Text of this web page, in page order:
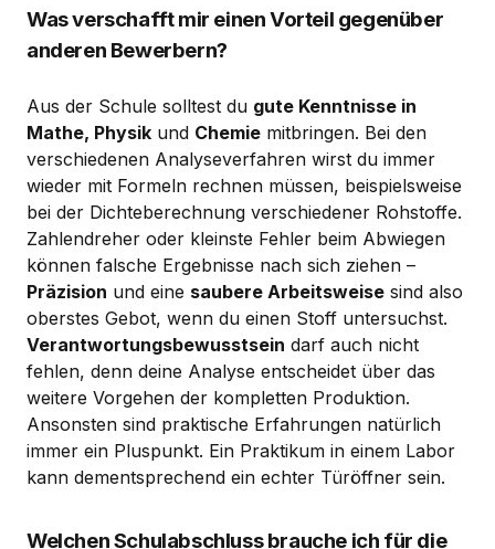
Was verschafft mir einen Vorteil gegenüber
anderen Bewerbern?
Aus der Schule solltest du gute Kenntnisse in
Mathe, Physik und Chemie mitbringen. Bei den
verschiedenen Analyseverfahren wirst du immer
wieder mit Formeln rechnen müssen, beispielsweise
bei der Dichteberechnung verschiedener Rohstoffe.
Zahlendreher oder kleinste Fehler beim Abwiegen
können falsche Ergebnisse nach sich ziehen –
Präzision und eine saubere Arbeitsweise sind also
oberstes Gebot, wenn du einen Stoff untersuchst.
Verantwortungsbewusstsein darf auch nicht
fehlen, denn deine Analyse entscheidet über das
weitere Vorgehen der kompletten Produktion.
Ansonsten sind praktische Erfahrungen natürlich
immer ein Pluspunkt. Ein Praktikum in einem Labor
kann dementsprechend ein echter Türöffner sein.
Welchen Schulabschluss brauche ich für die